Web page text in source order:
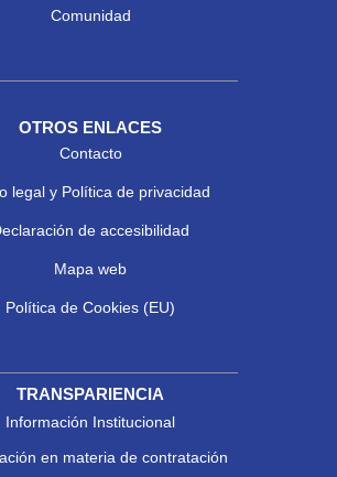
Comunidad
OTROS ENLACES
Contacto
legal y Política de privacidad
de accesibilidad
Mapa web
Política de Cookies (EU)
TRANSPARIENCIA
Información Institucional
en materia de contratación